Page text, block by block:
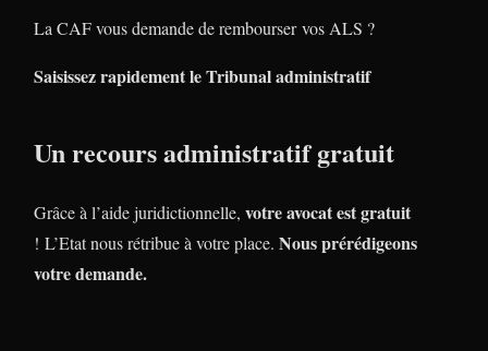
La CAF vous demande de rembourser vos ALS ?
Saisissez rapidement le Tribunal administratif
Un recours administratif gratuit
Grâce à l’aide juridictionnelle, votre avocat est gratuit
! L’Etat nous rétribue à votre place. Nous prérédigeons
votre demande.